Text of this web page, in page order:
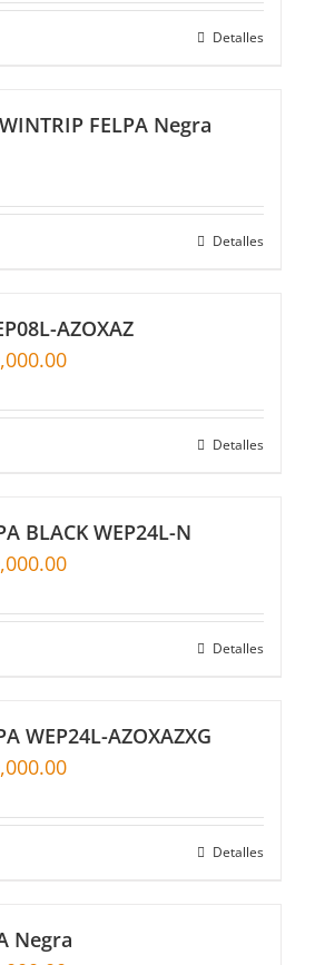
Detalles
FELPA Negra
Detalles
AZOXAZ
Detalles
BLACK WEP24L-N
Detalles
WEP24L-AZOXAZXG
Detalles
Negra